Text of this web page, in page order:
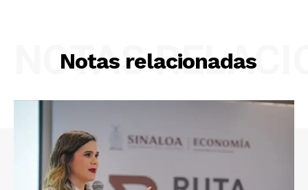
Notas relacionadas
NOTAS